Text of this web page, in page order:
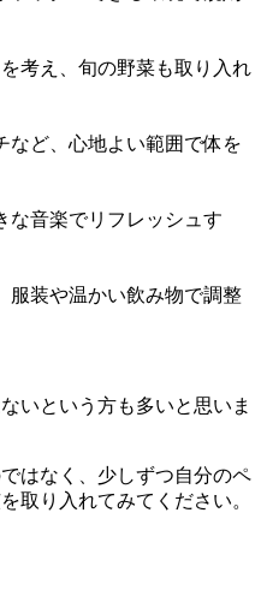
考え、旬の野菜も取り入れ
など、心地よい範囲で体を
な音楽でリフレッシュす
服装や温かい飲み物で調整
いという方も多いと思いま
はなく、少しずつ自分のペ
取り入れてみてください。